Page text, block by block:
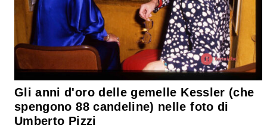
Gli anni d'oro delle gemelle Kessler (che
spengono 88 candeline) nelle foto di
Umberto Pizzi